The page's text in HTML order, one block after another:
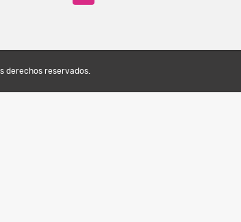
derechos reservados.